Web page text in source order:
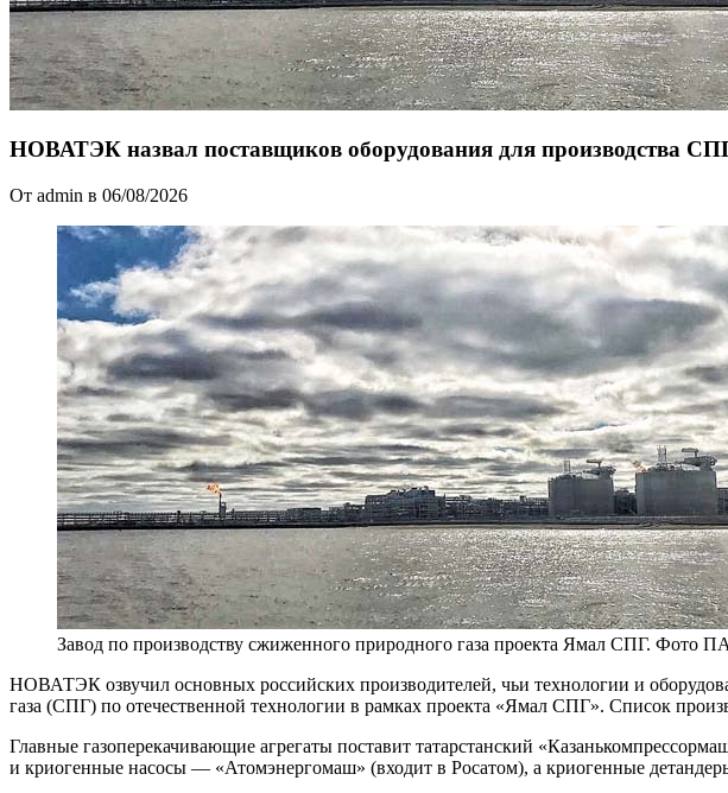
НОВАТЭК назвал поставщиков оборудования для производства
От admin в 06/08/2026
Завод по производству сжиженного природного газа проекта Ямал СПГ.
НОВАТЭК озвучил основных российских производителей, чьи технологии и
газа (СПГ) по отечественной технологии в рамках проекта «Ямал СПГ». Список
Главные газоперекачивающие агрегаты поставит татарстанский
и криогенные насосы — «Атомэнергомаш» (входит в Росатом), а криогенные